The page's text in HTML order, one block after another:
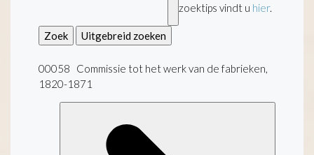
zoektips vindt u hier.
Zoek Uitgebreid zoeken
00058 Commissie tot het werk van de fabrieken,
1820-1871